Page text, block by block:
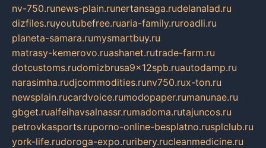
nv-750.runews-plain.runertansaga.rudelanalad.ru
dizfiles.ruyoutubefree.ruaria-family.ruroadli.ru
planeta-samara.rumysmartbuy.ru
matrasy-kemerovo.ruashanet.rutrade-farm.ru
dotcustoms.rudomizbrusa9x12spb.ruautodamp.ru
narasimha.rudjcommodities.runv750.rux-ton.ru
newsplain.rucardvoice.rumodopaper.rumanunae.ru
gbget.rualfeihavsalnassr.rumadoma.rutajuncos.ru
petrovkasports.ruporno-online-besplatno.rusplclub.ru
york-life.rudoroga-expo.ruribery.rucleanmedicine.ru